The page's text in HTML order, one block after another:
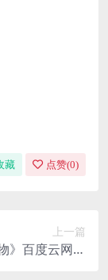
藏 点赞(0)
上一篇
》百度云网盘